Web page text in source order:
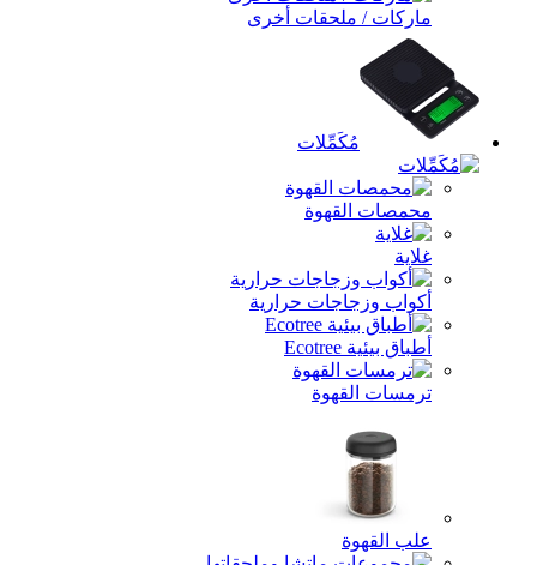
ماركات / ملحقات أخرى
مُكَمِّلات
محمصات القهوة
غلاية
أكواب وزجاجات حرارية
أطباق بيئية Ecotree
ترمسات القهوة
علب القهوة